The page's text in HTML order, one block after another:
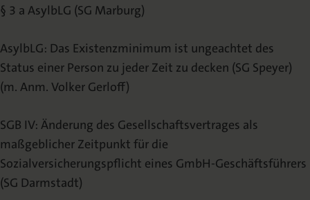
§ 3 a AsylbLG (SG Marburg)
AsylbLG: Das Existenzminimum ist ungeachtet des
Status einer Person zu jeder Zeit zu decken (SG Speyer)
(m. Anm. Volker Gerloff)
SGB IV: Änderung des Gesellschaftsvertrages als
maßgeblicher Zeitpunkt für die
Sozialversicherungspflicht eines GmbH-Geschäftsführers
(SG Darmstadt)